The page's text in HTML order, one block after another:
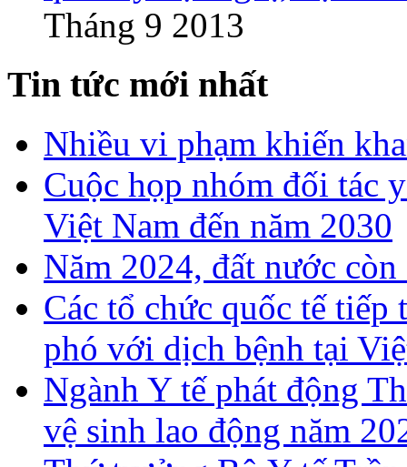
Tháng 9 2013
Tin tức mới nhất
Nhiều vi phạm khiến
Cuộc họp nhóm đối tác
Việt Nam đến năm 2030
Năm 2024, đất nước
Các tổ chức quốc tế
phó với dịch bệnh tại
Ngành Y tế phát động
vệ sinh lao động năm